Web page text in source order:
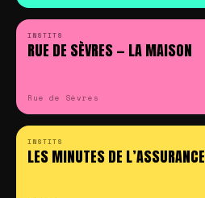
INSTITS
RUE DE SÈVRES — LA MAISON
Rue de Sèvres
INSTITS
LES MINUTES DE L’ASSURANCE